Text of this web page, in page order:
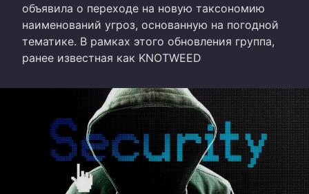
объявила о переходе на новую таксономию
наименований угроз, основанную на погодной
тематике. В рамках этого обновления группа,
ранее известная как KNOTWEED